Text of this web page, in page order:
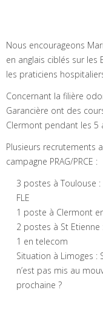
Nous encourageons
en anglais ciblés sur les
les praticiens
Concernant la filière
Garancière ont des
Clermont pendant les 5
Plusieurs recrutements
campagne PRAG/PRCE :
3 postes à Toulouse
FLE
1 poste à Clermont
2 postes à St
1 en telecom
Situation à Limoges :
n’est pas mis au
prochaine ?